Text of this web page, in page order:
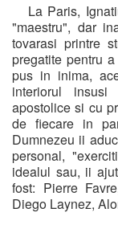
La Paris,
"maestru", dar
tovarasi printre
pregatite pentru
pus in inima,
interiorul
apostolice si cu
de fiecare in
Dumnezeu ii
personal,
idealul sau, ii
fost: Pierre
Diego Laynez,